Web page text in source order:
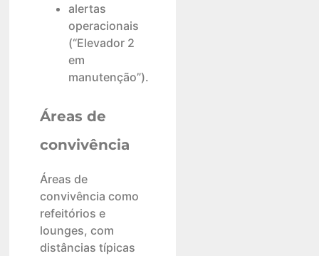
alertas
operacionais
(“Elevador 2
em
manutenção”).
Áreas de
convivência
Áreas de
convivência como
refeitórios e
lounges, com
distâncias típicas